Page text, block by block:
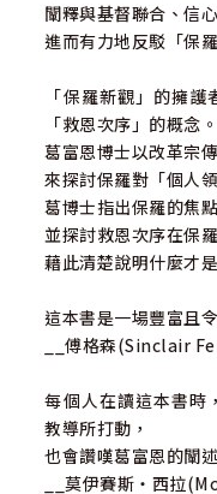
闡釋與基督聯合、信
進而有力地反駁「保
「保羅新觀」的擁
「救恩次序」的概念。
葛富恩博士以改革宗
來探討保羅對「個人
葛博士指出保羅的焦
並探討救恩次序在保
藉此清楚說明什麼才
這本書是一場豐富且
__傅格森(Sinclair
每個人在讀這本書時
教導所打動，
也會讚嘆葛富恩的闡
__莫伊賽斯‧西拉